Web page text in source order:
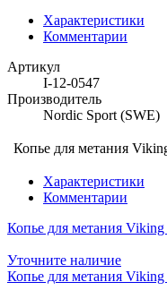
Характеристики
Комментарии
Артикул
I-12-0547
Производитель
Nordic Sport (SWE)
Копье для метания
Характеристики
Комментарии
Копье для метания Viking
Уточните наличие
Копье для метания Viking